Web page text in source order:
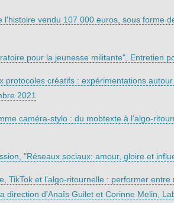
l'histoire vendu 107 000 euros, sous forme
pour la jeunesse militante", Entretien
protocoles créatifs : expérimentations
2021
caméra-stylo : du mobtexte à l’algo-
"Réseaux sociaux: amour, gloire et
TikTok et l’algo-ritournelle : performer
direction d'Anaîs Guilet et Corinne Melin,